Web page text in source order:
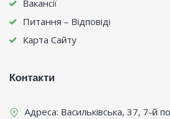
Вакансії
Питання – Відповіді
Карта Сайту
Контакти
Адреса: Васильківська, 37, 7-й